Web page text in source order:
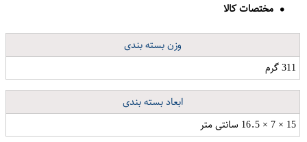
مختصات کالا
وزن بسته بندی
311 گرم
ابعاد بسته بندی
15 × 7 × 16.5 سانتی متر